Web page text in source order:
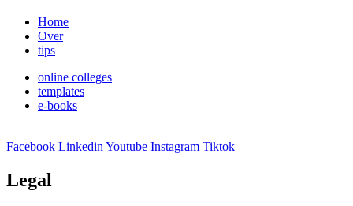
Home
Over
tips
online colleges
templates
e-books
Facebook LinkedinYoutube Instagram Tiktok
Legal